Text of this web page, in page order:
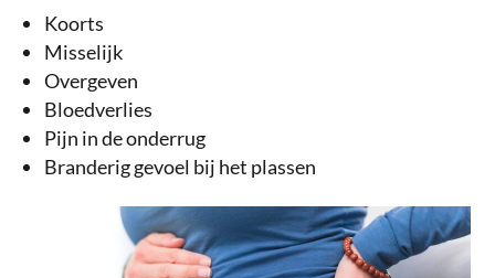
Koorts
Misselijk
Overgeven
Bloedverlies
Pijn in de onderrug
Branderig gevoel bij het plassen